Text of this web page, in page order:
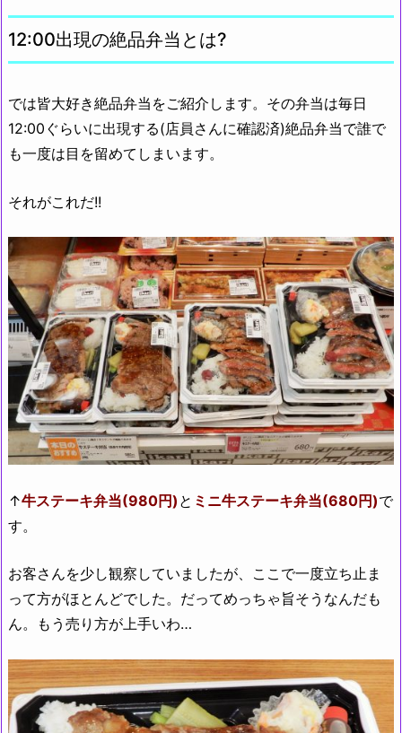
12:00出現の絶品弁当とは?
では皆大好き絶品弁当をご紹介します。その弁当は毎日
12:00ぐらいに出現する(店員さんに確認済)絶品弁当で誰で
も一度は目を留めてしまいます。
それがこれだ!!
↑牛ステーキ弁当(980円) と ミニ牛ステーキ弁当(680円)で
す。
お客さんを少し観察していましたが、ここで一度立ち止ま
って方がほとんどでした。だってめっちゃ旨そうなんだも
ん。もう売り方が上手いわ…